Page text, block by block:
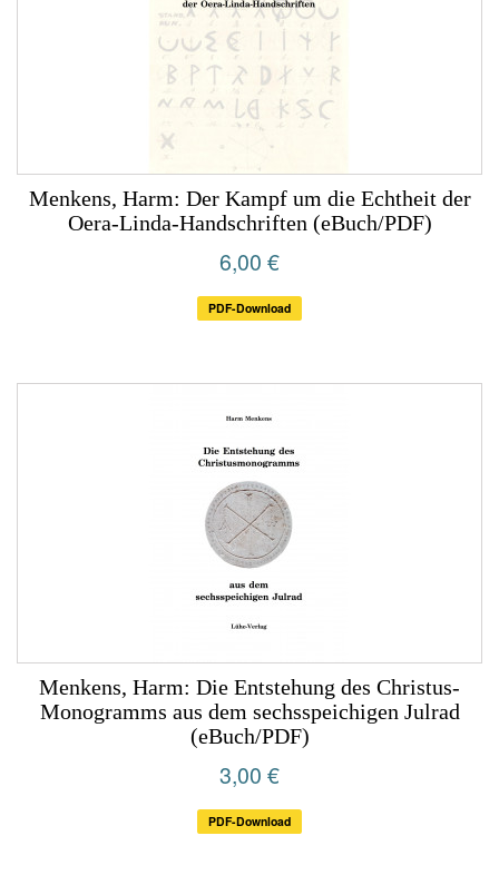
Menkens, Harm: Der Kampf um die Echtheit der
Oera-Linda-Handschriften (eBuch/PDF)
6,00 €
PDF-Download
Menkens, Harm: Die Entstehung des Christus-
Monogramms aus dem sechsspeichigen Julrad
(eBuch/PDF)
3,00 €
PDF-Download